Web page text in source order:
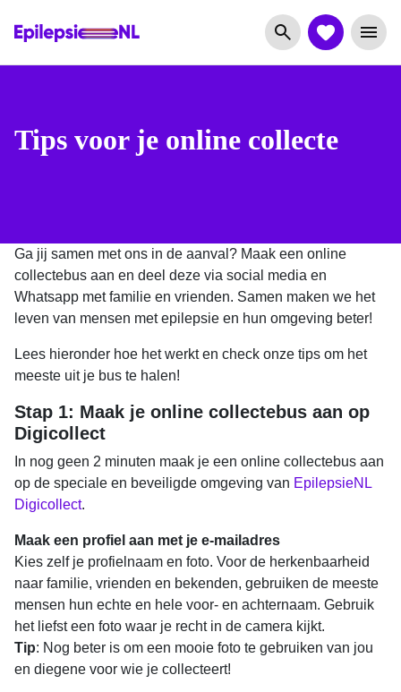
Tips voor je online collecte
Ga jij samen met ons in de aanval? Maak een online
collectebus aan en deel deze via social media en
Whatsapp met familie en vrienden. Samen maken we het
leven van mensen met epilepsie en hun omgeving beter!
Lees hieronder hoe het werkt en check onze tips om het
meeste uit je bus te halen!
Stap 1: Maak je online collectebus aan op
Digicollect
In nog geen 2 minuten maak je een online collectebus aan
op de speciale en beveiligde omgeving van EpilepsieNL
Digicollect.
Maak een profiel aan met je e-mailadres
Kies zelf je profielnaam en foto. Voor de herkenbaarheid
naar familie, vrienden en bekenden, gebruiken de meeste
mensen hun echte en hele voor- en achternaam. Gebruik
het liefst een foto waar je recht in de camera kijkt.
Tip: Nog beter is om een mooie foto te gebruiken van jou
en diegene voor wie je collecteert!